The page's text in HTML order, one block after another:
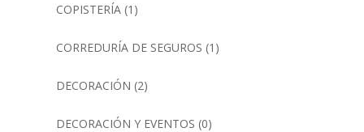
COPISTERÍA(1)
CORREDURÍA DE SEGUROS (1)
DECORACIÓN (2)
DECORACIÓN Y EVENTOS (0)